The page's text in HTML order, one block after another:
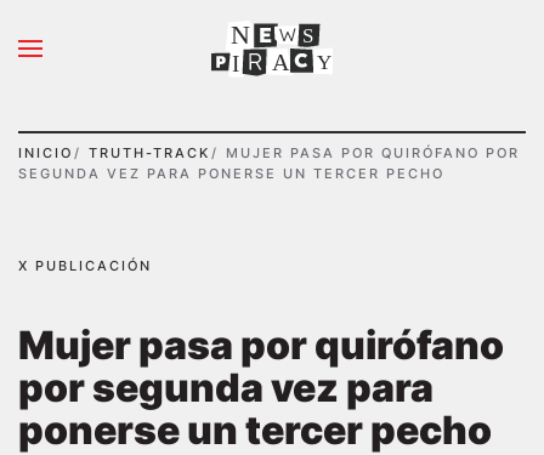
Ir al contenido principal
N S
I A Y
INICIO TRUTH-TRACK
MUJER PASA POR QUIRÓFANO POR
SEGUNDA VEZ PARA PONERSE UN TERCER PECHO
X PUBLICACIÓN
Mujer pasa por quirófano
por segunda vez para
ponerse un tercer pecho